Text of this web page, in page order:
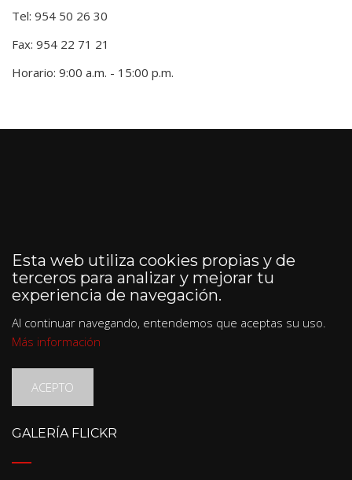
Tel: 954 50 26 30
Fax: 954 22 71 21
Horario: 9:00 a.m. - 15:00 p.m.
Esta web utiliza cookies propias y de
terceros para analizar y mejorar tu
experiencia de navegación.
Al continuar navegando, entendemos que aceptas su uso.
Más información
ACEPTO
GALERÍA FLICKR